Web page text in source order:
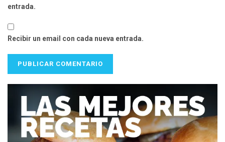
entrada.
Recibir un email con cada nueva entrada.